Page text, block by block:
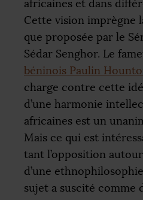
africaines et dans
Cette vision imprègne
que proposée par le
Sédar Senghor. Le
béninois Paulin
charge contre cette
d’une harmonie
africaines est un
Mais ce qui est
tant l’opposition
d’une
sujet a suscité comme